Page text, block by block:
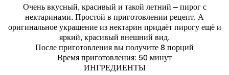
Очень вкусный, красивый и такой летний – пирог с
нектаринами. Простой в приготовлении рецепт. А
оригинальное украшение из нектарин придаёт пирогу ещё и
яркий, красивый внешний вид.
После приготовления вы получите 8 порций
Время приготовления: 50 минут
ИНГРЕДИЕНТЫ